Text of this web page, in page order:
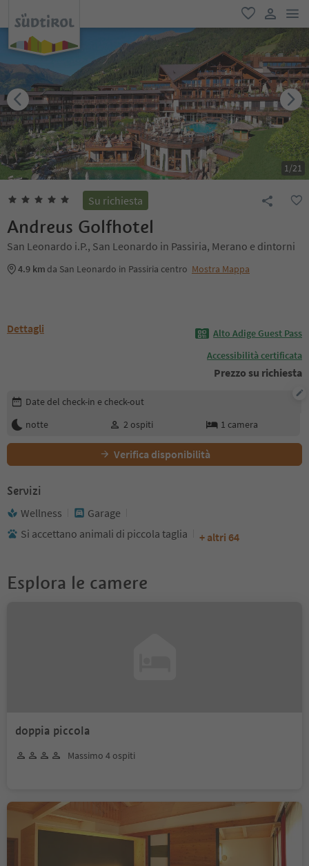
favoriti
user link
1/21
Su richiesta
Andreus Golfhotel
San Leonardo i.P., San Leonardo in Passiria, Merano e dintorni
4.9 km da San Leonardo in Passiria centro Mostra Mappa
Dettagli
Alto Adige Guest Pass
Accessibilità certificata
Prezzo su richiesta
Modifica i dettagli della prenotazione
Date del check-in e check-out
notte
2 ospiti 1 camera
Verifica disponibilità
Servizi
Wellness
Garage
Si accettano animali di piccola taglia
+ altri 64
Esplora le camere
doppia piccola
Massimo 4 ospiti